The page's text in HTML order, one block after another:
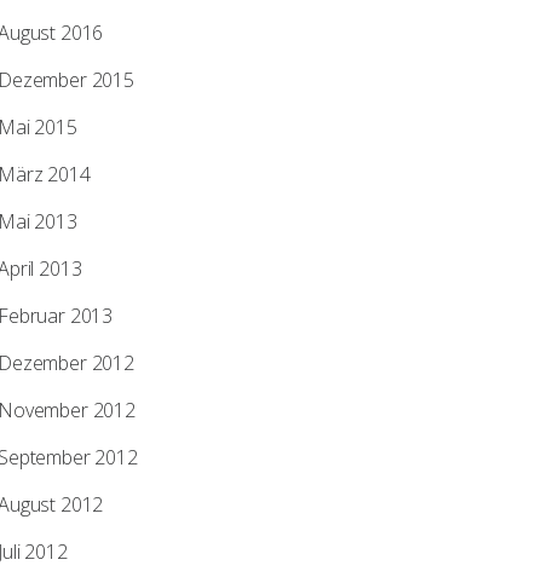
2016
Dezember 2015
Mai 2015
März 2014
Mai 2013
2013
Februar 2013
Dezember 2012
November 2012
September 2012
2012
Juli 2012